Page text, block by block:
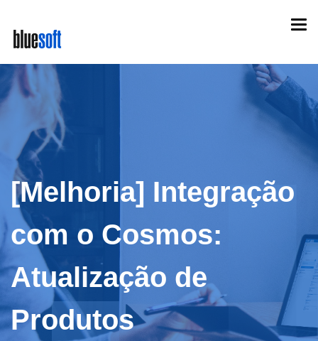
main
content
[Melhoria] Integração
com o Cosmos:
Atualização de
Produtos